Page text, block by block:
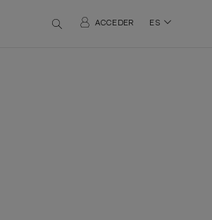
ACCEDER ES